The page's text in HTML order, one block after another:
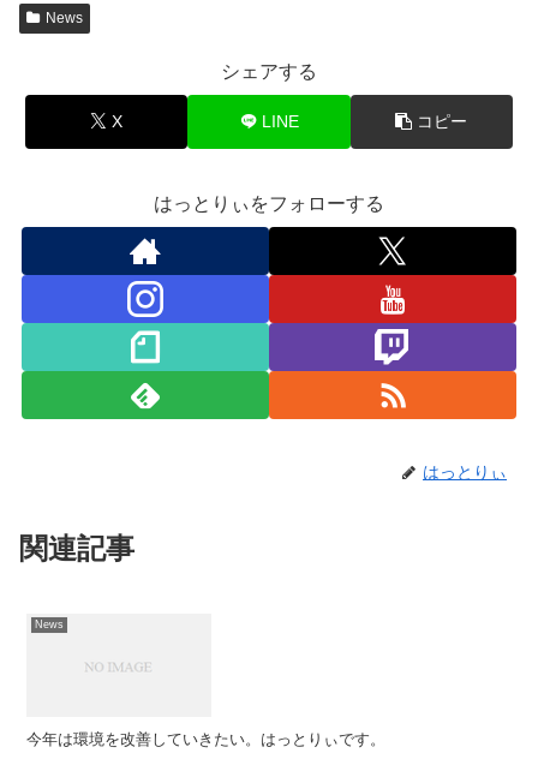
News
シェアする
X LINE コピー
はっとりぃをフォローする
はっとりぃ
関連記事
News
今年は環境を改善していきたい。はっとりぃです。